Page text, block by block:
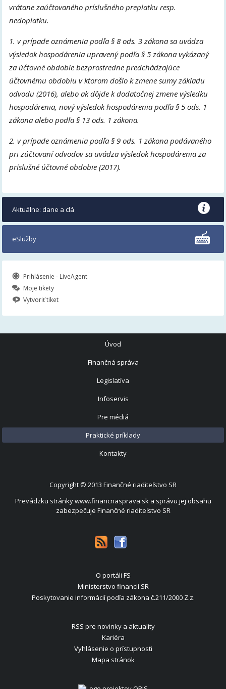
vrátane zaúčtovaného príslušného preplatku resp.
nedoplatku.
1. v prípade oznámenia podľa § 8 ods. 3 zákona sa uvádza
výsledok hospodárenia upravený podľa § 5 zákona vykázaný
za účtovné obdobie bezprostredne predchádzajúce
účtovnému obdobiu v ktorom došlo k zmene sumy základu
odvodu (2016), alebo ak dôjde k dodatočnej zmene výsledku
hospodárenia, nový výsledok hospodárenia podľa § 5 ods. 1
zákona alebo podľa § 13 ods. 1 zákona.
2. v prípade oznámenia podľa § 9 ods. 1 zákona podávaného
pri zúčtovaní odvodov sa uvádza výsledok hospodárenia za
príslušné účtovné obdobie (2017).
Aktuálne: dane a clá
eSlužby
Prihlásenie - LiveAgent
Moje tikety
Vytvoriť tiket
Úvod
Finančná správa
Legislatíva
Infoservis
Pre médiá
Praktické príklady
Kontakty
Copyright © 2013 Finančné riaditeľstvo SR
Prevádzku stránky www.financnasprava.sk a správu jej obsahu
zabezpečuje Finančné riaditeľstvo SR
O portáli FS
Ministerstvo financií SR
Poskytovanie informácií podľa zákona č.211/2000 Z.z.
RSS pre novinky a aktuality
Kariéra
Vyhlásenie o prístupnosti
Mapa stránok